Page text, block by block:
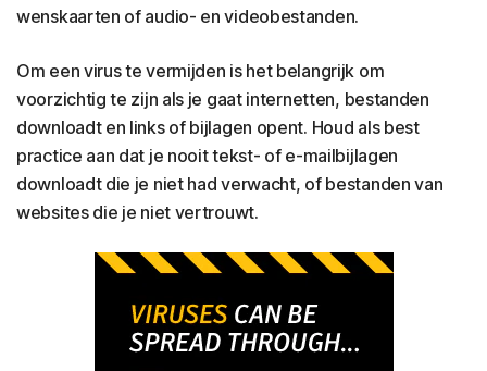
wenskaarten of audio- en videobestanden.
Om een virus te vermijden is het belangrijk om
voorzichtig te zijn als je gaat internetten, bestanden
downloadt en links of bijlagen opent. Houd als best
practice aan dat je nooit tekst- of e-mailbijlagen
downloadt die je niet had verwacht, of bestanden van
websites die je niet vertrouwt.